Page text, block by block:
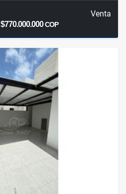
Venta
$770.000.000COP